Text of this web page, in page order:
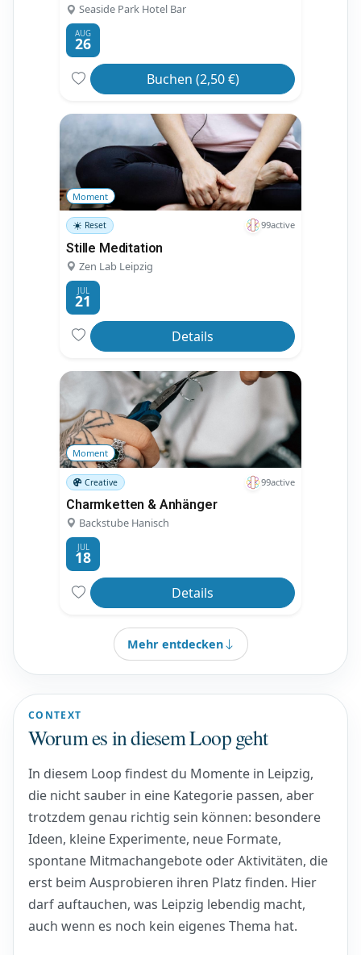
Seaside Park Hotel Bar
AUG
26
Buchen (2,50 €)
Moment
Reset 99active
Stille Meditation
Zen Lab Leipzig
JUL
21
Details
Moment
Creative 99active
Charmketten & Anhänger
Backstube Hanisch
JUL
18
Details
Mehr entdecken
CONTEXT
Worum es in diesem Loop geht
In diesem Loop findest du Momente in Leipzig,
die nicht sauber in eine Kategorie passen, aber
trotzdem genau richtig sein können: besondere
Ideen, kleine Experimente, neue Formate,
spontane Mitmachangebote oder Aktivitäten, die
erst beim Ausprobieren ihren Platz finden. Hier
darf auftauchen, was Leipzig lebendig macht,
auch wenn es noch kein eigenes Thema hat.